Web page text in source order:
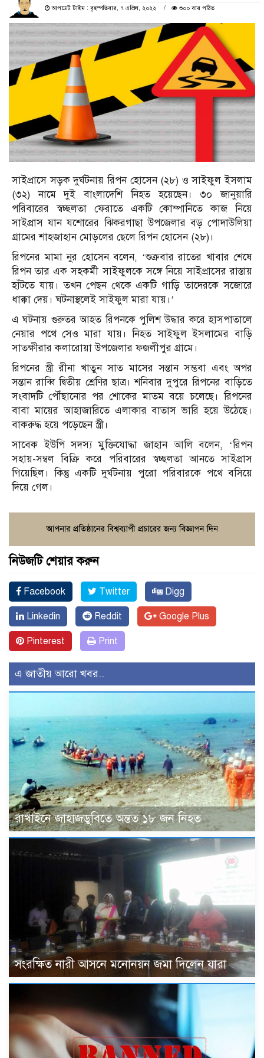
আপডেট টাইম : বৃহস্পতিবার, ৭ এপ্রিল, ২০২২
৩০০ বার পঠিত
সাইপ্রাসে সড়ক দুর্ঘটনায় রিপন হোসেন (২৮) ও সাইফুল ইসলাম
(৩২) নামে দুই বাংলাদেশি নিহত হয়েছেন। ৩০ জানুয়ারি
পরিবারের স্বচ্ছলতা ফেরাতে একটি কোম্পানিতে কাজ নিয়ে
সাইপ্রাস যান যশোরের ঝিকরগাছা উপজেলার বড় পোদাউলিয়া
গ্রামের শাহজাহান মোড়লের ছেলে রিপন হোসেন (২৮)।
রিপনের মামা নুর হোসেন বলেন, ‘শুক্রবার রাতের খাবার শেষে
রিপন তার এক সহকর্মী সাইফুলকে সঙ্গে নিয়ে সাইপ্রাসের রাস্তায়
হাঁটতে যায়। তখন পেছন থেকে একটি গাড়ি তাদেরকে সজোরে
ধাক্কা দেয়। ঘটনাস্থলেই সাইফুল মারা যায়।’
এ ঘটনায় গুরুতর আহত রিপনকে পুলিশ উদ্ধার করে হাসপাতালে
নেয়ার পথে সেও মারা যায়। নিহত সাইফুল ইসলামের বাড়ি
সাতক্ষীরার কলারোয়া উপজেলার ফজলীপুর গ্রামে।
রিপনের স্ত্রী রীনা খাতুন সাত মাসের সন্তান সম্ভবা এবং অপর
সন্তান রাব্বি দ্বিতীয় শ্রেণির ছাত্র। শনিবার দুপুরে রিপনের বাড়িতে
সংবাদটি পৌঁছানোর পর শোকের মাতম বয়ে চলেছে। রিপনের
বাবা মায়ের আহাজারিতে এলাকার বাতাস ভারি হয়ে উঠেছে।
বাকরুদ্ধ হয়ে পড়েছেন স্ত্রী।
সাবেক ইউপি সদস্য মুক্তিযোদ্ধা জাহান আলি বলেন, ‘রিপন
সহায়-সম্বল বিক্রি করে পরিবারের স্বচ্ছলতা আনতে সাইপ্রাস
গিয়েছিল। কিন্তু একটি দুর্ঘটনায় পুরো পরিবারকে পথে বসিয়ে
দিয়ে গেল।
নিউজটি শেয়ার করুন
Facebook Twitter Digg
Linkedin Reddit Google Plus
Pinterest Print
এ জাতীয় আরো খবর..
রাখাইনে জাহাজডুবিতে অন্তত ১৮ জন নিহত
সংরক্ষিত নারী আসনে মনোনয়ন জমা দিলেন যারা